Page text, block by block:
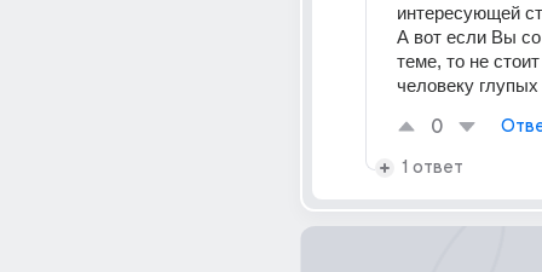
интересующей
А вот если Вы
теме, то не
человеку глупых
0
1 ответ